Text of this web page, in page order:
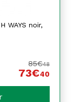
WAYS noir,
85€48
73€40